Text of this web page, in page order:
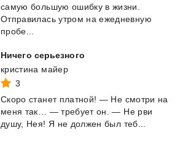
самую большую ошибку в жизни.
Отправилась утром на ежедневную
пробе...
Ничего серьезного
кристина майер
3
Скоро станет платной! — Не смотри на
меня так… — требует он. — Не рви
душу, Нея! Я не должен был теб...